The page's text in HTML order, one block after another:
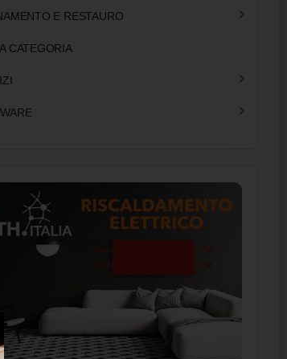
E RESTAURO
CATEGORIA